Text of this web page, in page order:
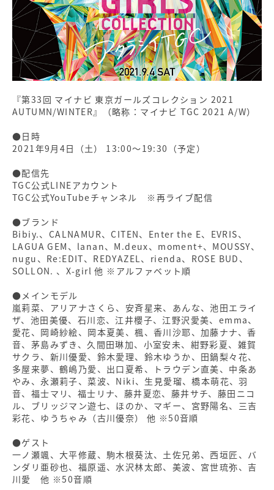
『第33回 マイナビ 東京ガールズコレクション 2021
AUTUMN/WINTER』（略称：マイナビ TGC 2021 A/W）
●日時
2021年9月4日（土） 13:00〜19:30（予定）
●配信先
TGC公式LINEアカウント
TGC公式YouTubeチャンネル ※再ライブ配信
●ブランド
Bibiy.、CALNAMUR、CITEN、Enter the E、EVRIS、
LAGUA GEM、lanan、M.deux、moment+、MOUSSY、
nugu、Re:EDIT、REDYAZEL、rienda、ROSE BUD、
SOLLON. 、X-girl 他 ※アルファベット順
●メインモデル
嵐莉菜、アリアナさくら、安斉星来、あんな、池田エライ
ザ、池田美優、石川恋、江井櫻子、江野沢愛美、emma、
愛花、岡崎紗絵、岡本夏美、楓、香川沙耶、加藤ナナ、香
音、茅島みずき、久間田琳加、小室安未、紺野彩夏、雑賀
サクラ、新川優愛、鈴木愛理、鈴木ゆうか、田鍋梨々花、
多屋来夢、鶴嶋乃愛、出口夏希、トラウデン直美、中条あ
やみ、永瀬莉子、菜波、Niki、生見愛瑠、橋本萌花、羽
音、福士マリ、福士リナ、藤井夏恋、藤井サチ、藤田ニコ
ル、ブリッジマン遊七、ほのか、マギー、宮野陽名、三吉
彩花、ゆうちゃみ（古川優奈） 他 ※50音順
●ゲスト
一ノ瀬颯、大平修蔵、駒木根葵汰、土佐兄弟、西垣匠、バ
ンダリ亜砂也、福原遥、水沢林太郎、美波、宮世琉弥、吉
川愛 他 ※50音順